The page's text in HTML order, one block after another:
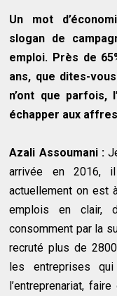
Un mot
slogan de
emploi. Près de
ans, que dites-
n’ont que parfois,
échapper aux
Azali Assoumani :
arrivée en 2016,
actuellement on est
emplois en clair,
consomment par la
recruté plus de
les entreprises qui
l’entreprenariat,